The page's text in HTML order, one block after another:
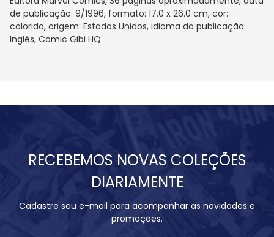
de publicação: 9/1996, formato: 17.0 x 26.0 cm, cor:
colorido, origem: Estados Unidos, idioma da publicação:
Inglês, Comic Gibi HQ
RECEBEMOS NOVAS COLEÇÕES
DIARIAMENTE
Cadastre seu e-mail para acompanhar as novidades e
promoções.